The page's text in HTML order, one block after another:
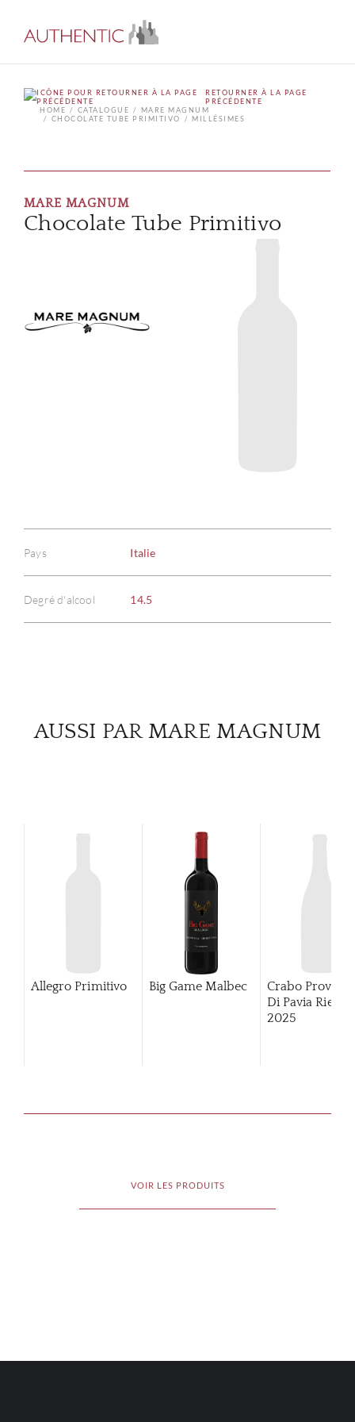
RETOURNER À LA PAGE
PRÉCÉDENTE
HOME
CATALOGUE
MARE MAGNUM
CHOCOLATE TUBE PRIMITIVO
MILLÉSIMES
MARE MAGNUM
Chocolate Tube Primitivo
Pays Italie
Degré d'alcool 14.5
AUSSI PAR MARE MAGNUM
Allegro Primitivo Big Game Malbec
Crabo
Di Pavia
2025
VOIR LES PRODUITS